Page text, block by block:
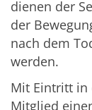
dienen der
der
nach dem
werden.
Mit Eintritt in
Mitglied